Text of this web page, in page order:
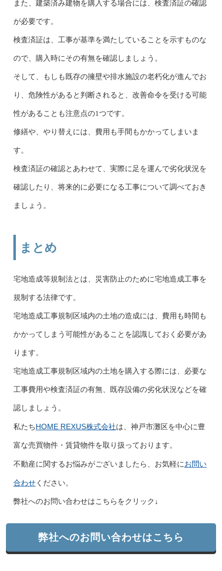
また、建築済み建物を購入する場合には、検査済証の確認
が必要です。
検査済証は、工事が基準を満たしていることを示すものな
ので、購入時にその有無を確認しましょう。
そして、もしも既存の擁壁や排水施設の老朽化が進んでお
り、危険性があると判断されると、改善命令を受ける可能
性があることも注意点の1つです。
修繕や、やり替えには、費用も手間もかかってしまいま
す。
検査済証の確認とあわせて、実際に足を運んで劣化状況を
確認したり、将来的に必要になる工事について調べておき
ましょう。
まとめ
宅地造成等規制法とは、災害防止のために宅地造成工事を
規制する法律です。
宅地造成工事規制区域内の土地の造成には、費用も時間も
かかってしまう可能性があることを認識しておく必要があ
ります。
宅地造成工事規制区域内の土地を購入する際には、必要な
工事費用や検査済証の有無、既存設備の劣化状況などを確
認しましょう。
私たちHOME REXUS株式会社は、神戸市灘区を中心に豊
富な売買物件・賃貸物件を取り扱っております。
不動産に関するお悩みがございましたら、お気軽にお問い
合わせください。
弊社へのお問い合わせはこちらをクリック↓
弊社へのお問い合わせはこちら